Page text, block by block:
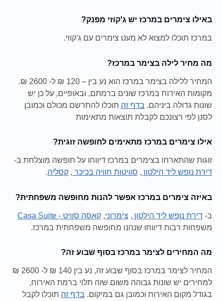
באילו צימרים במרכז יש ג'קוזי מפנק?
במרכז תוכלו למצוא לא מעט צימרים עם ג'קוזי.
מה מחיר לילה בצימר במרכז?
המחיר ללילה בצימר במרכז הוא נע בין – 120 ₪ ל- 2600 ₪.
מקומות האירוח במרכז שונים ברמתם, ובאופיים, על כן יש
שונות גדולה ביניהם. בדף זה תוכלו להתרשם מכולם וכמובן
לסנן לפי רצונכם לקבלת תוצאות מתאימות
אילו צימרים במרכז מתאימים לחופשה זוגית?
זוגות שהתארחו בצימרים במרכז דיווחו על חופשה מוצלחת ב-
דירת נופש ליד הילטון , סוויטות חוויה בכיכר , קסליה.
באיזה צימרים במרכז אפשר להנות מחופשה משפחתית?
ב- דירת נופש ליד הילטון , צימרוני, קאסה סוויט - Casa Suite
משפחות רבות דיווחו שנהנו מחופשה משפחתית במרכז.
מה המחירים לצימר במרכז בסוף שבוע זה?
המחיר לצימר במרכז בסוף שבוע זה, נע בין 140 ₪ ל- 2600 ₪
למחירים יש שונות גבוהה משום שזה תלוי ברמת האירוח,
בגודל מקום האירוח וכמובן גם במיקום. בדף זה תוכלו לקבל